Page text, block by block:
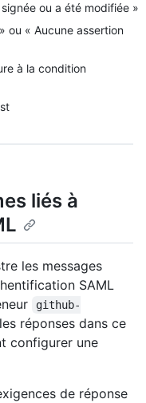
ou a été modifiée »
ou « Aucune assertion
à la condition
liés à
les messages
SAML
github-
réponses dans ce
configurer une
de réponse